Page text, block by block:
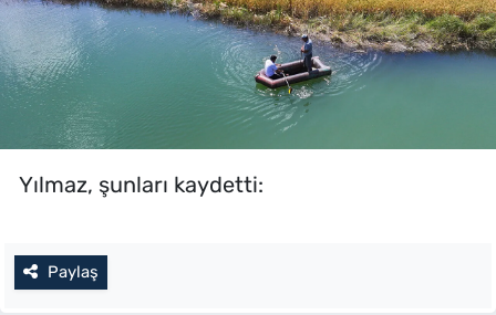
Yılmaz, şunları kaydetti:
Paylaş